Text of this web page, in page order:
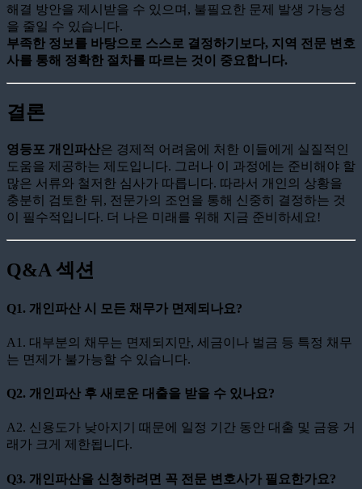
해결 방안을 제시받을 수 있으며, 불필요한 문제 발생 가능성
을 줄일 수 있습니다.
부족한 정보를 바탕으로 스스로 결정하기보다, 지역 전문 변호
사를 통해 정확한 절차를 따르는 것이 중요합니다.
결론
영등포 개인파산은 경제적 어려움에 처한 이들에게 실질적인
도움을 제공하는 제도입니다. 그러나 이 과정에는 준비해야 할
많은 서류와 철저한 심사가 따릅니다. 따라서 개인의 상황을
충분히 검토한 뒤, 전문가의 조언을 통해 신중히 결정하는 것
이 필수적입니다. 더 나은 미래를 위해 지금 준비하세요!
Q&A 섹션
Q1. 개인파산 시 모든 채무가 면제되나요?
A1. 대부분의 채무는 면제되지만, 세금이나 벌금 등 특정 채무
는 면제가 불가능할 수 있습니다.
Q2. 개인파산 후 새로운 대출을 받을 수 있나요?
A2. 신용도가 낮아지기 때문에 일정 기간 동안 대출 및 금융 거
래가 크게 제한됩니다.
Q3. 개인파산을 신청하려면 꼭 전문 변호사가 필요한가요?